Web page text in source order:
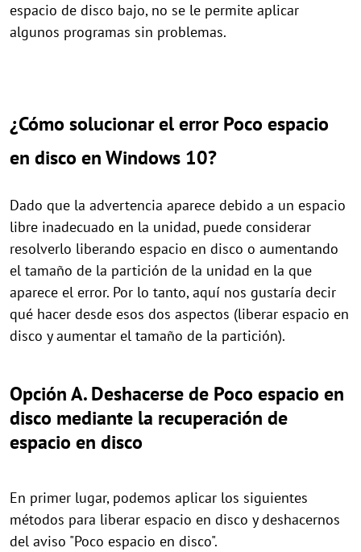
espacio de disco bajo, no se le permite aplicar
algunos programas sin problemas.
¿Cómo solucionar el error Poco espacio
en disco en Windows 10?
Dado que la advertencia aparece debido a un espacio
libre inadecuado en la unidad, puede considerar
resolverlo liberando espacio en disco o aumentando
el tamaño de la partición de la unidad en la que
aparece el error. Por lo tanto, aquí nos gustaría decir
qué hacer desde esos dos aspectos (liberar espacio en
disco y aumentar el tamaño de la partición).
Opción A. Deshacerse de Poco espacio en
disco mediante la recuperación de
espacio en disco
En primer lugar, podemos aplicar los siguientes
métodos para liberar espacio en disco y deshacernos
del aviso "Poco espacio en disco".